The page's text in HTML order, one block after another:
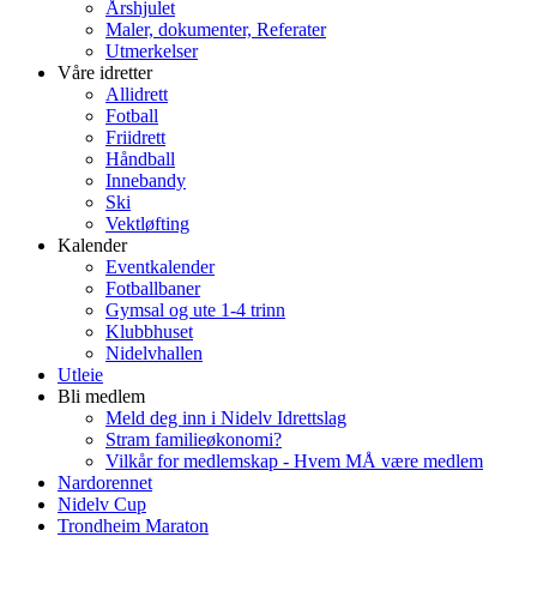
Årshjulet
Maler, dokumenter, Referater
Utmerkelser
Våre idretter
Allidrett
Fotball
Friidrett
Håndball
Innebandy
Ski
Vektløfting
Kalender
Eventkalender
Fotballbaner
Gymsal og ute 1-4 trinn
Klubbhuset
Nidelvhallen
Utleie
Bli medlem
Meld deg inn i Nidelv Idrettslag
Stram familieøkonomi?
Vilkår for medlemskap - Hvem MÅ være medlem
Nardorennet
Nidelv Cup
Trondheim Maraton